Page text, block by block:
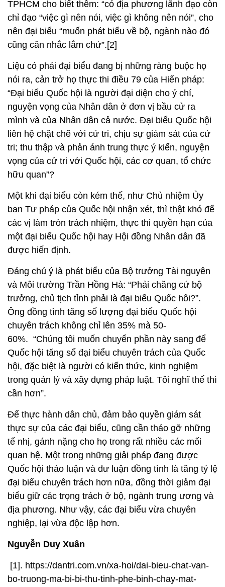
TPHCM cho biết thêm: “có địa phương lãnh đạo còn
chỉ đạo “việc gì nên nói, việc gì không nên nói”, cho
nên đại biểu “muốn phát biểu về bộ, ngành nào đó
cũng cân nhắc lắm chứ”.[2]
Liệu có phải đại biểu đang bị những ràng buộc họ
nói ra, cản trở họ thực thi điều 79 của Hiến pháp:
“Đại biểu Quốc hội là người đại diện cho ý chí,
nguyện vọng của Nhân dân ở đơn vị bầu cử ra
mình và của Nhân dân cả nước. Đại biểu Quốc hội
liên hệ chặt chẽ với cử tri, chịu sự giám sát của cử
tri; thu thập và phản ánh trung thực ý kiến, nguyện
vọng của cử tri với Quốc hội, các cơ quan, tổ chức
hữu quan”?
Một khi đại biểu còn kém thế, như Chủ nhiệm Ủy
ban Tư pháp của Quốc hội nhận xét, thì thật khó để
các vị làm tròn trách nhiệm, thực thi quyền hạn của
một đại biểu Quốc hội hay Hội đồng Nhân dân đã
được hiến định.
Đáng chú ý là phát biểu của Bộ trưởng Tài nguyên
và Môi trường Trần Hồng Hà: “Phải chăng cứ bộ
trưởng, chủ tịch tỉnh phải là đại biểu Quốc hôi?”.
Ông đồng tình tăng số lượng đại biểu Quốc hội
chuyên trách không chỉ lên 35% mà 50-
60%. “Chúng tôi muốn chuyển phần này sang để
Quốc hội tăng số đại biểu chuyên trách của Quốc
hội, đặc biệt là người có kiến thức, kinh nghiệm
trong quản lý và xây dựng pháp luật. Tôi nghĩ thế thì
cần hơn”.
Để thực hành dân chủ, đảm bảo quyền giám sát
thực sự của các đại biểu, cũng cần tháo gỡ những
tế nhị, gánh nặng cho họ trong rất nhiều các mối
quan hệ. Một trong những giải pháp đang được
Quốc hội thảo luận và dư luận đồng tình là tăng tỷ lệ
đại biểu chuyên trách hơn nữa, đồng thời giảm đại
biểu giữ các trọng trách ở bộ, ngành trung ương và
địa phương. Như vậy, các đại biểu vừa chuyên
nghiệp, lại vừa độc lập hơn.
Nguyễn Duy Xuân
[1]. https://dantri.com.vn/xa-hoi/dai-bieu-chat-van-
bo-truong-ma-bi-bi-thu-tinh-phe-binh-chay-mat-